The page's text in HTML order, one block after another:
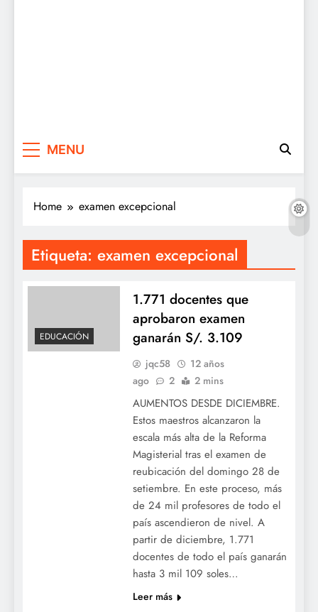
MENU
Home examen excepcional
Etiqueta: examen excepcional
EDUCACIÓN
1.771 docentes que
aprobaron examen
ganarán S/. 3.109
jqc58
12 años
ago
2 2 mins
AUMENTOS DESDE DICIEMBRE.
Estos maestros alcanzaron la
escala más alta de la Reforma
Magisterial tras el examen de
reubicación del domingo 28 de
setiembre. En este proceso, más
de 24 mil profesores de todo el
país ascendieron de nivel. A
partir de diciembre, 1.771
docentes de todo el país ganarán
hasta 3 mil 109 soles…
Leer más